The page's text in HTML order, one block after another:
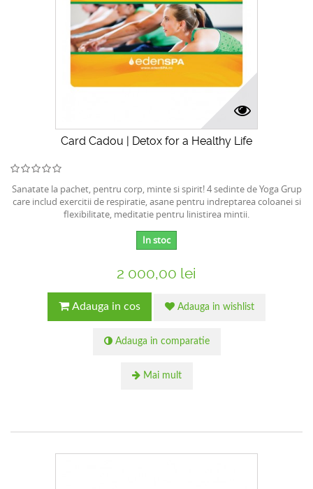
Card Cadou | Detox for a Healthy Life
Sanatate la pachet, pentru corp, minte si spirit! 4 sedinte de Yoga Grup
care includ exercitii de respiratie, asane pentru indreptarea coloanei si
flexibilitate, meditatie pentru linistirea mintii.
In stoc
2 000,00 lei
Adauga in cos Adauga in wishlist
Adauga in comparatie
Mai mult